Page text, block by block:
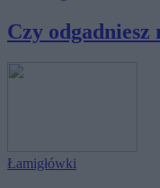
Czy odgadniesz
Łamigłówki